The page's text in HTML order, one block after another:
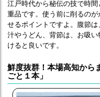
江戸時代から秘伝の技で時
重品です。使う前に削るの
せるポイントですよ。腹節
汁やうどん、背節は、お吸
けると良いです。
鮮度抜群！本場高知から
ごと１本」